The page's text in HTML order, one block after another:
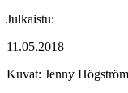
Julkaistu:
11.05.2018
Kuvat: Jenny Högström